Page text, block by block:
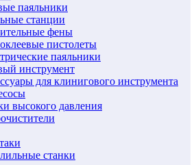
паяльники
станции
фены
пистолеты
паяльники
инструмент
для клинигового инструмента
высокого давления
станки